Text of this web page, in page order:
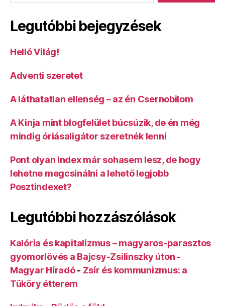
Legutóbbi bejegyzések
Helló Világ!
Adventi szeretet
A láthatatlan ellenség – az én Csernobilom
A Kinja mint blogfelület búcsúzik, de én még
mindig óriásaligátor szeretnék lenni
Pont olyan Index már sohasem lesz, de hogy
lehetne megcsinálni a lehető legjobb
Posztindexet?
Legutóbbi hozzászólások
Kalória és kapitalizmus – magyaros-parasztos
gyomorlövés a Bajcsy-Zsilinszky úton -
Magyar Híradó- Zsír és kommunizmus: a
Tüköry étterem